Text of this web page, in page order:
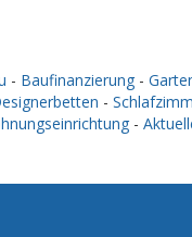
- Baufinanzierung -
-
-